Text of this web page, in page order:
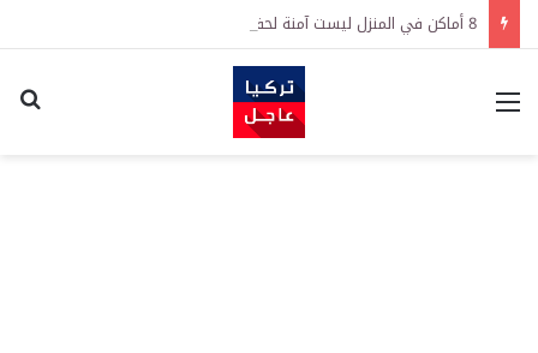
8 أماكن في المنزل ليست آمنة لحفظ النقود
القائمة